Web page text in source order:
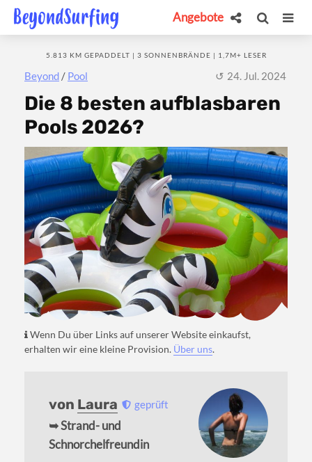
Angebote
Beyond / Pool
5.813 KM GEPADDELT | 3 SONNENBRÄNDE | 1,7M+ LESER
24. Jul. 2024
Die 8 besten aufblasbaren
Pools 2026?
Wenn Du über Links auf unserer Website einkaufst,
erhalten wir eine kleine Provision. Über uns.
von Laura geprüft
➥ Strand- und
Schnorchelfreundin